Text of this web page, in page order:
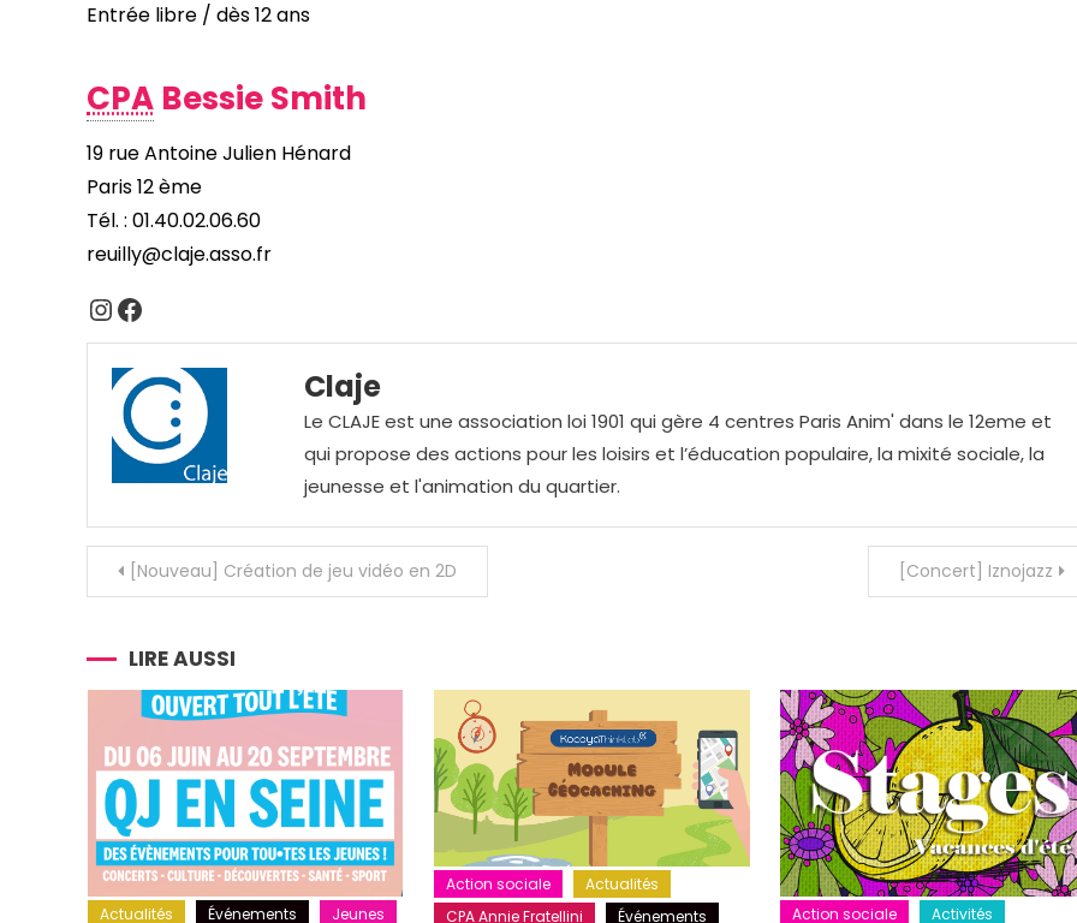
Entrée libre / dès 12 ans
CPA Bessie Smith
19 rue Antoine Julien Hénard
Paris 12 ème
Tél. : 01.40.02.06.60
reuilly@claje.asso.fr
Instagram
Facebook
Claje
Le CLAJE est une association loi 1901 qui gère 4 centres Paris Anim' dans le 12eme et
qui propose des actions pour les loisirs et l’éducation populaire, la mixité sociale, la
jeunesse et l'animation du quartier.
Navigation
de
l’article
[Nouveau] Création de jeu vidéo en 2D [Concert] Iznojazz
LIRE AUSSI
Actualités Événements Jeunes
Action sociale
Actualités
CPA Annie Fratellini
Événements Action sociale Activités